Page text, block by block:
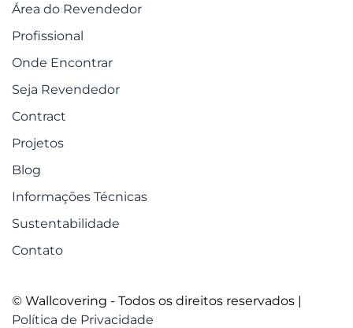
Área do Revendedor
Profissional
Onde Encontrar
Seja Revendedor
Contract
Projetos
Blog
Informações Técnicas
Sustentabilidade
Contato
© Wallcovering - Todos os direitos reservados |
Política de Privacidade